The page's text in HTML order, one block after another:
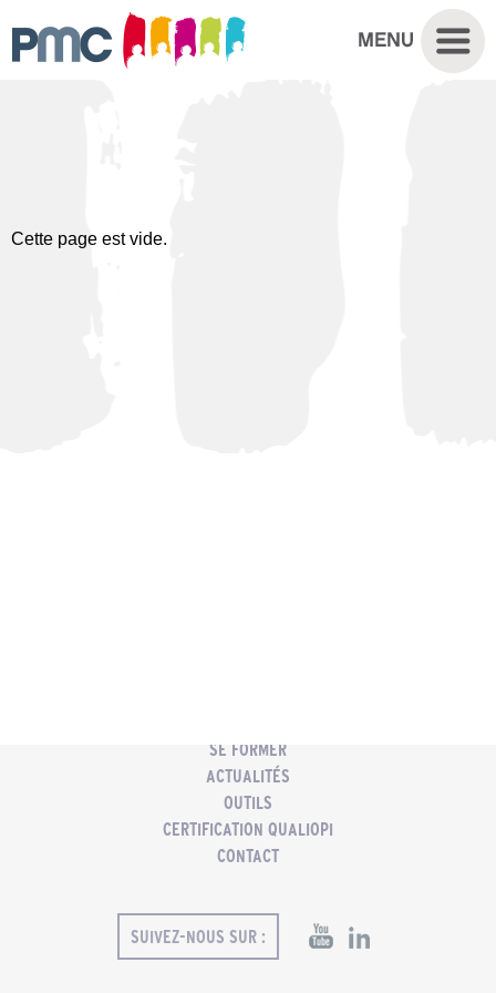
Cette page est vide.
SE FORMER
ACTUALITÉS
OUTILS
CERTIFICATION QUALIOPI
CONTACT
SUIVEZ-NOUS SUR :